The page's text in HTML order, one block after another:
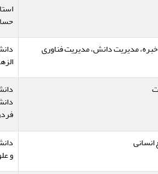
مدیریت دانش، مدیریت فناوری
و